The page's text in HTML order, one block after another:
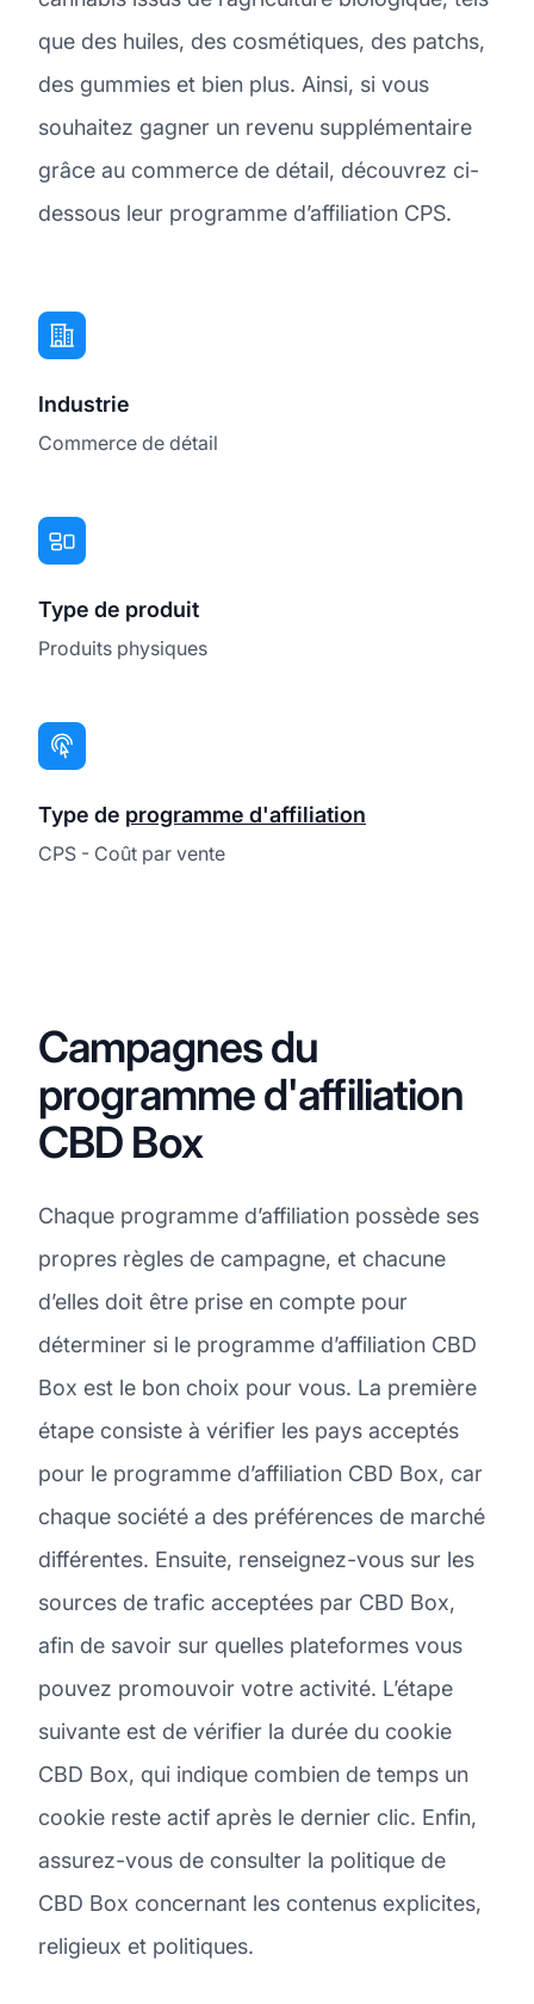
que des huiles, des cosmétiques, des patchs,
des gummies et bien plus. Ainsi, si vous
souhaitez gagner un revenu supplémentaire
grâce au commerce de détail, découvrez ci-
dessous leur programme d’affiliation CPS.
Industrie
Commerce de détail
Type de produit
Produits physiques
Type de programme d'affiliation
CPS - Coût par vente
Campagnes du
programme d'affiliation
CBD Box
Chaque programme d’affiliation possède ses
propres règles de campagne, et chacune
d’elles doit être prise en compte pour
déterminer si le programme d’affiliation CBD
Box est le bon choix pour vous. La première
étape consiste à vérifier les pays acceptés
pour le programme d’affiliation CBD Box, car
chaque société a des préférences de marché
différentes. Ensuite, renseignez-vous sur les
sources de trafic acceptées par CBD Box,
afin de savoir sur quelles plateformes vous
pouvez promouvoir votre activité. L’étape
suivante est de vérifier la durée du cookie
CBD Box, qui indique combien de temps un
cookie reste actif après le dernier clic. Enfin,
assurez-vous de consulter la politique de
CBD Box concernant les contenus explicites,
religieux et politiques.